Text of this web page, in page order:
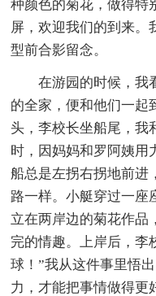
种颜色的菊花，做得特
屏，欢迎我们的到来。
型前合影留念。
在游园的时候，我
的全家，便和他们一起
头，李校长坐船尾，我
时，因妈妈和罗阿姨用
船总是左拐右拐地前进
路一样。小艇穿过一座
立在两岸边的菊花作品
完的情趣。上岸后，李
球！”我从这件事里悟
力，才能把事情做得更